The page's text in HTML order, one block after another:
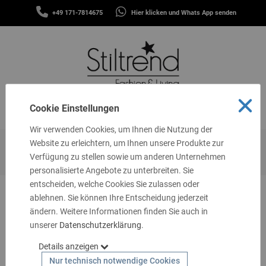
+49 171-7814675 Hier klicken und Whats App senden
MENÜ
SCHALS
STIRNBÄNDER
GUTSCHEINE
TASCHEN
&
MEHR
LIVING
SCHMUCK
SOCKEN
Startseite Fashion Kleider & Tuniken
Cookie Einstellungen
Wir verwenden Cookies, um Ihnen die Nutzung der
Website zu erleichtern, um Ihnen unsere Produkte zur
Verfügung zu stellen sowie um anderen Unternehmen
personalisierte Angebote zu unterbreiten. Sie
entscheiden, welche Cookies Sie zulassen oder
ablehnen. Sie können Ihre Entscheidung jederzeit
ändern. Weitere Informationen finden Sie auch in
unserer Datenschutzerklärung.
Details anzeigen
Nur technisch notwendige Cookies